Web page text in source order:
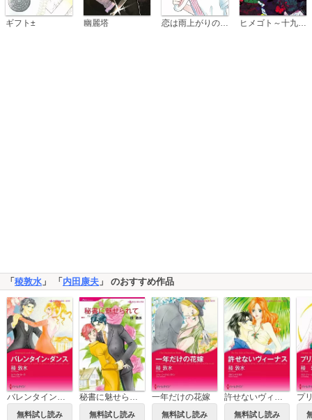
ギフト± 幽麗塔 恋は雨上がりのように ヒメゴト～十九歳の制服～
「 稜敦水 」 「 内田康夫 」 のおすすめ作品
無料試し読み 無料試し読み
一年だけの花嫁
無料試し読み 無料試し読み